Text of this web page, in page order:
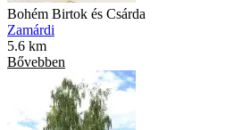
Bohém Birtok és Csárda
Zamárdi
5.6 km
Bővebben